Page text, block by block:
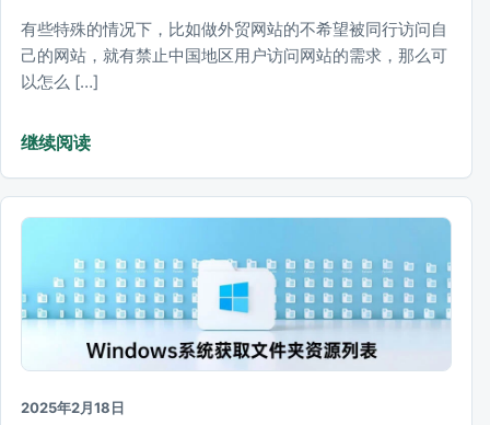
有些特殊的情况下，比如做外贸网站的不希望被同行访问自
己的网站，就有禁止中国地区用户访问网站的需求，那么可
以怎么 […]
继续阅读
2025年2月18日